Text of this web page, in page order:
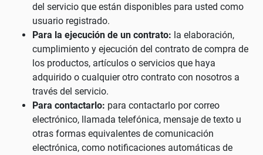
del servicio que están disponibles para usted como
usuario registrado.
Para la ejecución de un contrato: la elaboración,
cumplimiento y ejecución del contrato de compra de
los productos, artículos o servicios que haya
adquirido o cualquier otro contrato con nosotros a
través del servicio.
Para contactarlo: para contactarlo por correo
electrónico, llamada telefónica, mensaje de texto u
otras formas equivalentes de comunicación
electrónica, como notificaciones automáticas de